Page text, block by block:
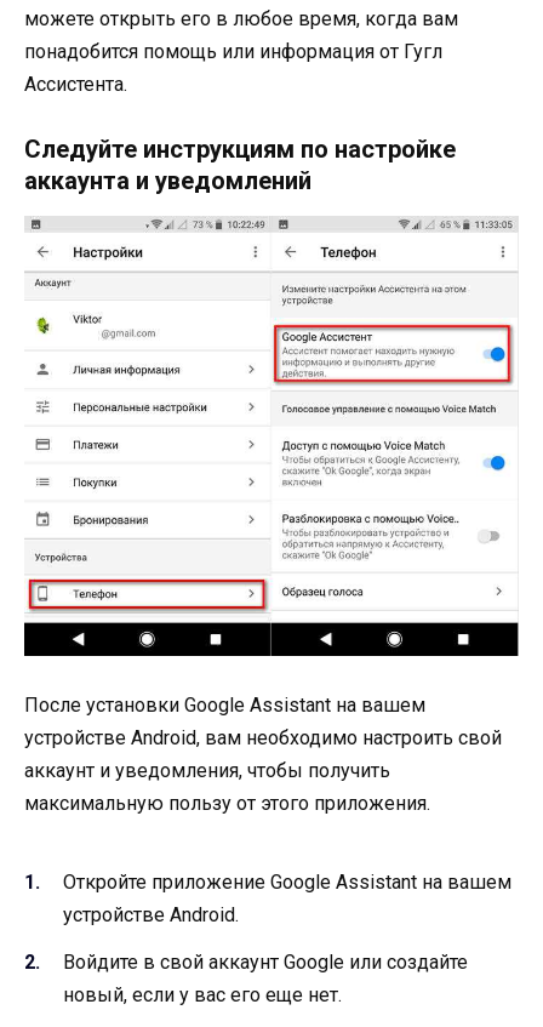
можете открыть его в любое время, когда вам
понадобится помощь или информация от Гугл
Ассистента.
Следуйте инструкциям по настройке
аккаунта и уведомлений
После установки Google Assistant на вашем
устройстве Android, вам необходимо настроить свой
аккаунт и уведомления, чтобы получить
максимальную пользу от этого приложения.
Откройте приложение Google Assistant на вашем
устройстве Android.
Войдите в свой аккаунт Google или создайте
новый, если у вас его еще нет.